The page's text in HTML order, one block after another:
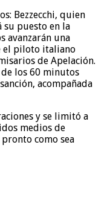
Bezzecchi, quien
su puesto en la
avanzarán una
el piloto italiano
de Apelación.
los 60 minutos
acompañada
y se limitó a
medios de
como sea